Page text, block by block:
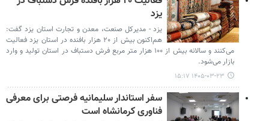
یزد
یزد - مدیرکل صنعت، معدن و تجارت استان یزد گفت:
هم‌اکنون بیش از ۲۰ هزار بافنده در استان یزد فعالیت
می‌کنند و سالانه بیش از ۱۰۰ هزار متر مربع فرش دستباف در استان تولید و وارد
بازار می‌شود.
۱۴۰۵-۰۳-۲۳ ۱۵:۱۷
سفر استاندار سلیمانیه فرصتی برای معرفی
فناوری کرمانشاه است